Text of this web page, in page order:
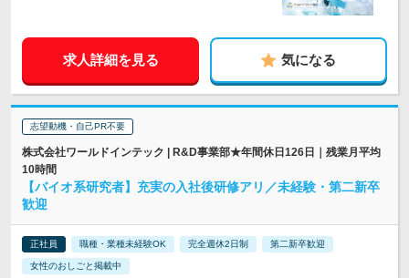
求人詳細を見る 気になる
志望動機・自己PR不要
株式会社ワールドインテック | R&D事業部★年間休日126日｜残業月平均
10時間
【バイオ系研究者】充実の入社後研修アリ／未経験・第二新卒
歓迎
正社員 職種・業種未経験OK 完全週休2日制 第二新卒歓迎
女性のおしごと掲載中